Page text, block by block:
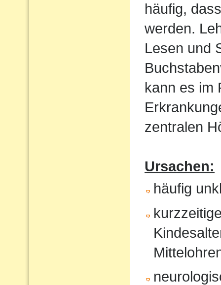
häufig,
werden.
Lesen und
kann es im
zentralen
Ursachen:
häufig